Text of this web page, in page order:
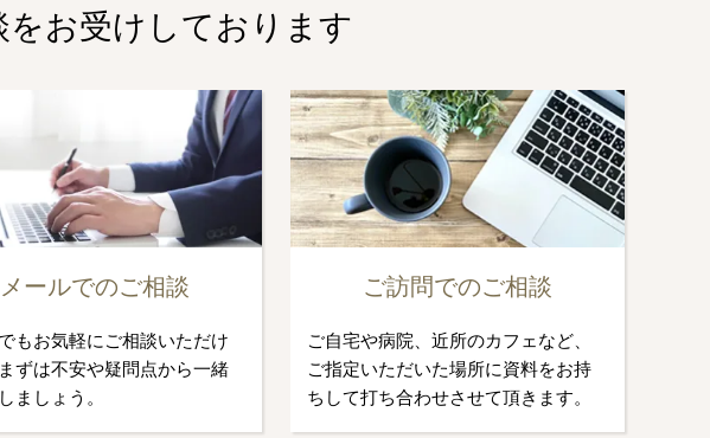
を お受けしております
メールでのご相談
もお気軽にご相談いただけ
ずは不安や疑問点から一緒
ましょう。
ご訪問でのご相談
ご自宅や病院、近所のカフェなど、
ご指定いただいた場所に資料をお持
ちして打ち合わせさせて頂きます。